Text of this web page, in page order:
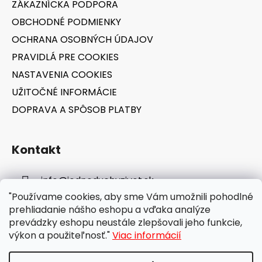
"Používame cookies, aby sme Vám umožnili pohodlné
prehliadanie nášho eshopu a vďaka analýze
prevádzky eshopu neustále zlepšovali jeho funkcie,
výkon a použiteľnosť."Viac informácií
v
u
ZÁKAZNÍCKA PODPORA
OBCHODNÉ PODMIENKY
OCHRANA OSOBNÝCH ÚDAJOV
PRAVIDLÁ PRE COOKIES
NASTAVENIA COOKIES
UŽITOČNÉ INFORMÁCIE
DOPRAVA A SPÔSOB PLATBY
Kontakt
info@jednoduchyzivot.sk
E-shop: 0948 647 767